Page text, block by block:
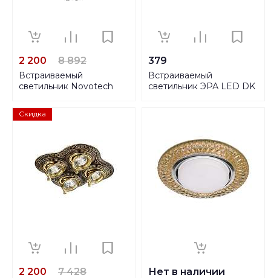
2 200 8 892
Встраиваемый
светильник Novotech
379
Встраиваемый
светильник ЭРА LED DK
Скидка
2 200 7 428 Нет в наличии